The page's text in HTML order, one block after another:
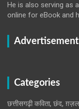
He is also serving as
online for eBook and
Advertisement
Categories
छत्तीसगढ़ी कविता, छंद, ग़ज़ल